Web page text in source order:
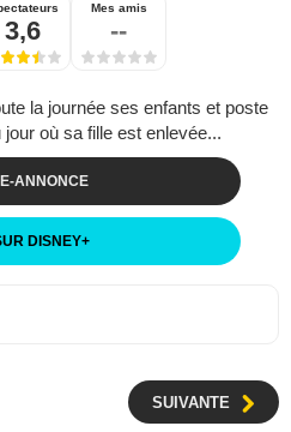
3,6
Mes amis
--
la journée ses enfants et poste
où sa fille est enlevée...
ANNONCE
DISNEY+
SUIVANTE